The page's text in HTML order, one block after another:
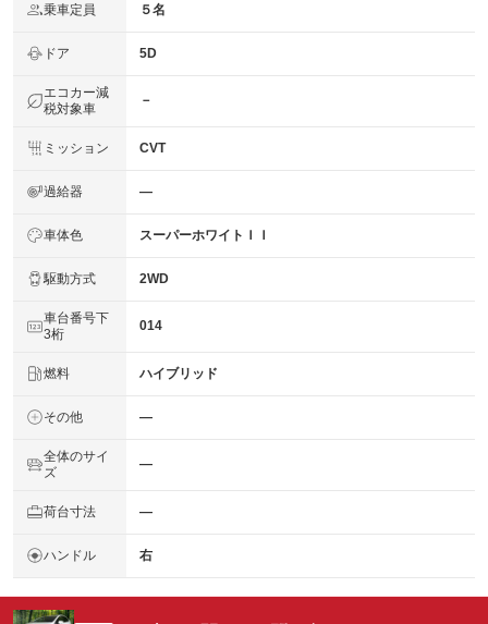
乗車定員 ５名
ドア 5D
エコカー減
税対象車
－
ミッション CVT
過給器 ―
車体色 スーパーホワイトＩＩ
駆動方式 2WD
車台番号下
3桁
014
燃料 ハイブリッド
その他 ―
全体のサイ
ズ
―
荷台寸法 ―
ハンドル 右